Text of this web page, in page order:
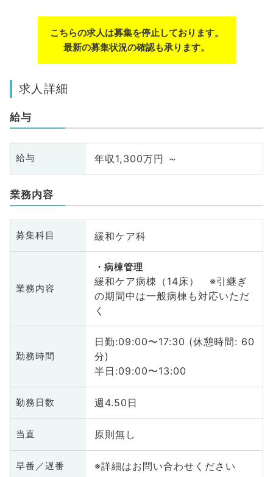
こちらの求人は募集を停止しております。
最新の募集状況の確認も承ります。
求人詳細
給与
給与 年収1,300万円 ～
業務内容
募集科目 緩和ケア科
業務内容
病棟管理
緩和ケア病棟（14床） ※引継ぎ
の期間中は一般病棟も対応いただ
く
勤務時間
日勤:09:00〜17:30 (休憩時間: 60
分)
半日:09:00〜13:00
勤務日数 週4.50日
当直 原則無し
早番／遅番 ※詳細はお問い合わせください